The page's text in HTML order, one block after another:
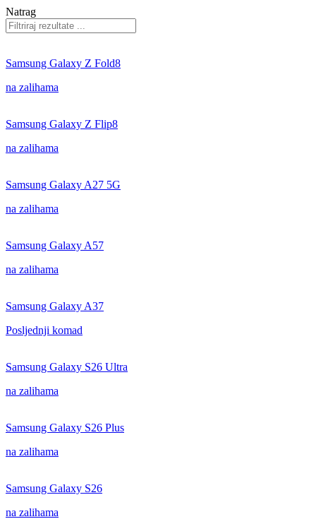
Natrag
Samsung Galaxy Z Fold8
na zalihama
Samsung Galaxy Z Flip8
na zalihama
Samsung Galaxy A27 5G
na zalihama
Samsung Galaxy A57
na zalihama
Samsung Galaxy A37
Posljednji komad
Samsung Galaxy S26 Ultra
na zalihama
Samsung Galaxy S26 Plus
na zalihama
Samsung Galaxy S26
na zalihama